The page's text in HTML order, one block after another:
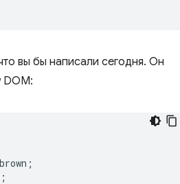
вы бы написали сегодня. Он
DOM: